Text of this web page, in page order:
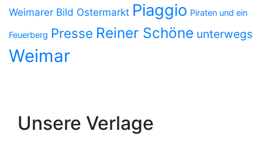
Weimarer Bild Ostermarkt Piaggio Piraten und ein
Feuerberg Presse Reiner Schöne unterwegs
Weimar
Unsere Verlage